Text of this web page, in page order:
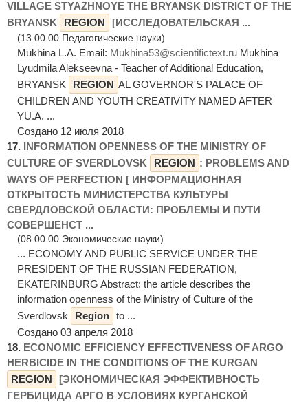
VILLAGE STYAZHNOYE THE BRYANSK DISTRICT OF THE
BRYANSK
REGION [ИССЛЕДОВАТЕЛЬСКАЯ ...
(13.00.00 Педагогические науки)
Mukhina L.A. Email: Mukhina53@scientifictext.ru Mukhina
Lyudmila Alekseevna - Teacher of Additional Education,
BRYANSK
REGION AL GOVERNOR'S PALACE OF
CHILDREN AND YOUTH CREATIVITY NAMED AFTER
YU.A. ...
Создано 12 июля 2018
17. INFORMATION OPENNESS OF THE MINISTRY OF
CULTURE OF SVERDLOVSK
REGION : PROBLEMS AND
WAYS OF PERFECTION [ ИНФОРМАЦИОННАЯ
ОТКРЫТОСТЬ МИНИСТЕРСТВА КУЛЬТУРЫ
СВЕРДЛОВСКОЙ ОБЛАСТИ: ПРОБЛЕМЫ И ПУТИ
СОВЕРШЕНСТ ...
(08.00.00 Экономические науки)
... ECONOMY AND PUBLIC SERVICE UNDER THE
PRESIDENT OF THE RUSSIAN FEDERATION,
EKATERINBURG Abstract: the article describes the
information openness of the Ministry of Culture of the
Sverdlovsk
Region to ...
Создано 03 апреля 2018
18. ECONOMIC EFFICIENCY EFFECTIVENESS OF ARGO
HERBICIDE IN THE CONDITIONS OF THE KURGAN
REGION
[ЭКОНОМИЧЕСКАЯ ЭФФЕКТИВНОСТЬ
ГЕРБИЦИДА АРГО В УСЛОВИЯХ КУРГАНСКОЙ